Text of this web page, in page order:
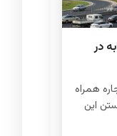
در
همراه
این